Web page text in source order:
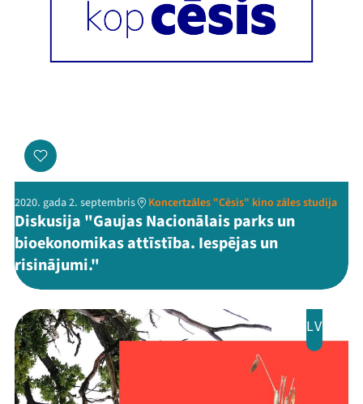
2020. gada 2. septembris Koncertzāles "Cēsis" kino zāles studija
Diskusija "Gaujas Nacionālais parks un
bioekonomikas attīstība. Iespējas un
risinājumi."
LV